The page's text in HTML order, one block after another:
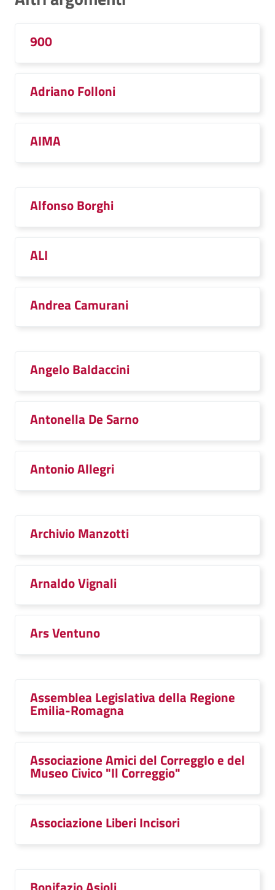
900
Adriano Folloni
AIMA
Alfonso Borghi
ALI
Andrea Camurani
Angelo Baldaccini
Antonella De Sarno
Antonio Allegri
Archivio Manzotti
Arnaldo Vignali
Ars Ventuno
Assemblea Legislativa della Regione
Emilia-Romagna
Associazione Amici del CorreggIo e del
Museo Civico "Il Correggio"
Associazione Liberi Incisori